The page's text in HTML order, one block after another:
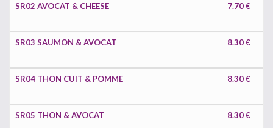
SR02 AVOCAT & CHEESE 7.70 €
SR03 SAUMON & AVOCAT 8.30 €
SR04 THON CUIT & POMME 8.30 €
SR05 THON & AVOCAT 8.30 €